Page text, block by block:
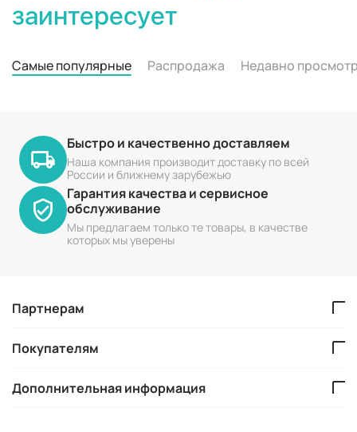
заинтересует
Самые популярные Распродажа Недавно
Быстро и качественно доставляем
Наша компания производит доставку по всей
России и ближнему зарубежью
Гарантия качества и сервисное
обслуживание
Мы предлагаем только те товары, в качестве
которых мы уверены
Партнерам
Покупателям
Дополнительная информация